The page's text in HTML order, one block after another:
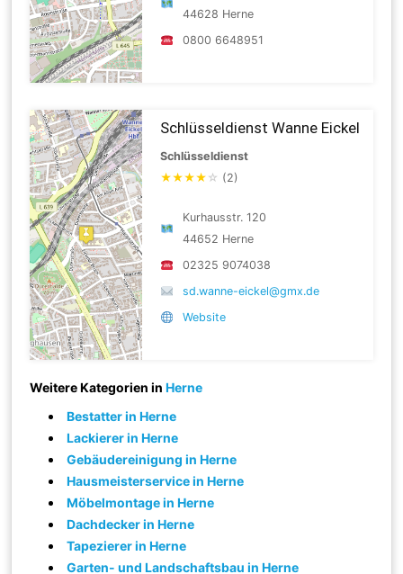
44628 Herne
0800 6648951
Schlüsseldienst Wanne Eickel
Schlüsseldienst
★★★★ ☆ (2)
Kurhausstr. 120
44652 Herne
02325 9074038
sd.wanne-eickel@gmx.de
Website
Weitere Kategorien inHerne
Bestatter in Herne
Lackierer in Herne
Gebäudereinigung in Herne
Hausmeisterservice in Herne
Möbelmontage in Herne
Dachdecker in Herne
Tapezierer in Herne
Garten- und Landschaftsbau in Herne